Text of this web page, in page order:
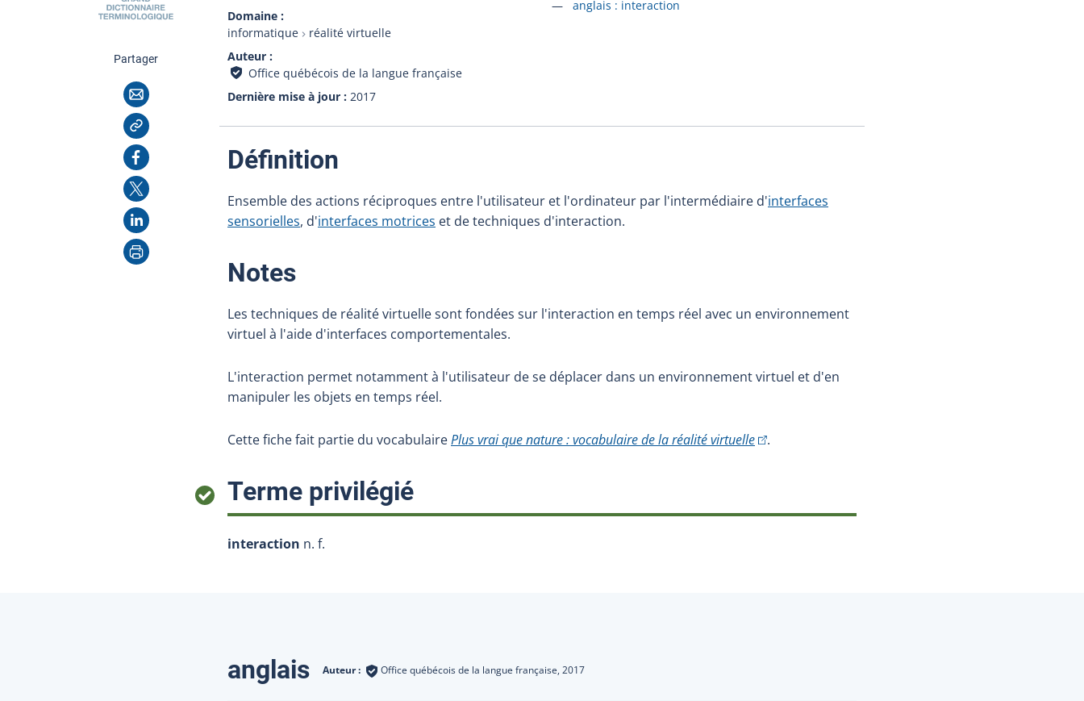
Domaine
informatique
réalité virtuelle
Auteur
Office québécois de la langue française
Dernière mise à jour
2017
Accéder à la fiche en
anglais : interaction
Partagercette page
Courriel
Copier l'adresse
Facebook
X
LinkedIn
Imprimer
Définition
Ensemble des actions réciproques entre l'utilisateur et l'ordinateur par l'intermédiaire d'interfaces
sensorielles, d'interfaces motrices et de techniques d'interaction.
Notes:
Les techniques de réalité virtuelle sont fondées sur l'interaction en temps réel avec un environnement
virtuel à l'aide d'interfaces comportementales.
L'interaction permet notamment à l'utilisateur de se déplacer dans un environnement virtuel et d'en
manipuler les objets en temps réel.
Cette fiche fait partie du vocabulairePlus vrai que nature : vocabulaire de la réalité virtuelle(Cet hyperlien externe s'ouvrira dans une nouvelle
.
Terme privilégié:
interaction n. f.
Traductions
anglais Auteur : Office québécois de la langue française, 2017